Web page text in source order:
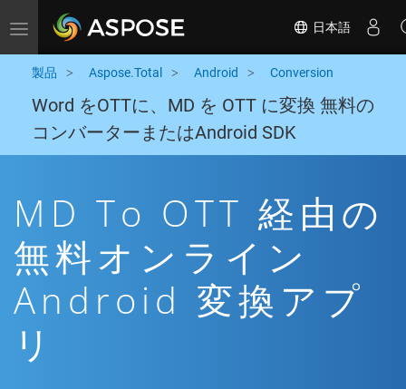
Toggle navigation 日本語
製品 Aspose.Total Android Conversion
Word をOTTに、MD を OTT に変換 無料の
コンバーターまたはAndroid SDK
MD To OTT 経由の
無料オンライン
Android 変換アプ
リ